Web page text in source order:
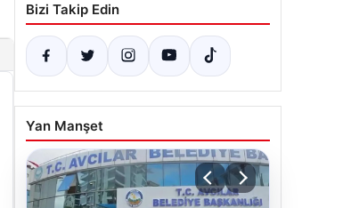
Bizi Takip Edin
Yan Manşet